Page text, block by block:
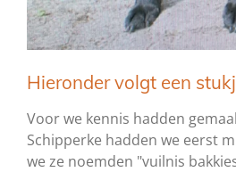
Hieronder volgt een
Voor we kennis hadden
Schipperke hadden we eerst
we ze noemden "vuilnis